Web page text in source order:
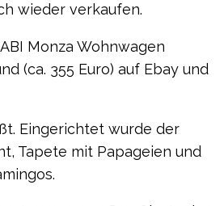
wieder verkaufen.
Monza Wohnwagen
(ca. 355 Euro) auf Ebay und
Eingerichtet wurde der
Tapete mit Papageien und